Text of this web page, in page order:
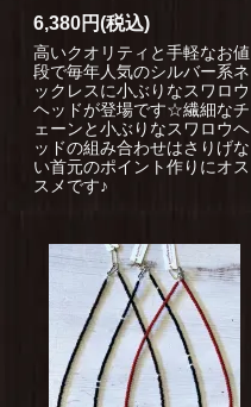
6,380円(税込)
高いクオリティと手軽なお値
段で毎年人気のシルバー系ネ
ックレスに小ぶりなスワロウ
ヘッドが登場です☆繊細なチ
ェーンと小ぶりなスワロウヘ
ッドの組み合わせはさりげな
い首元のポイント作りにオス
スメです♪